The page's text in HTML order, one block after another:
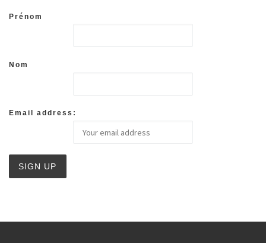
Prénom
Nom
Email address: